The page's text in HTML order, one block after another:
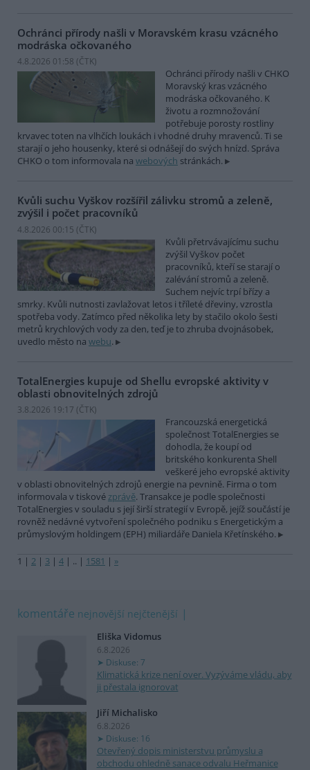
Ochránci přírody našli v Moravském krasu vzácného
modráska očkovaného
4.8.2026 01:58 (ČTK)
Ochránci přírody našli v CHKO
Moravský kras vzácného
modráska očkovaného. K
životu a rozmnožování
potřebuje porosty rostliny
krvavec toten na vlhčích loukách i vhodné druhy mravenců. Ti se
starají o jeho housenky, které si odnášejí do svých hnízd. Správa
CHKO o tom informovala na webových stránkách.
Kvůli suchu Vyškov rozšířil zálivku stromů a zeleně,
zvýšil i počet pracovníků
4.8.2026 00:15 (ČTK)
Kvůli přetrvávajícímu suchu
zvýšil Vyškov počet
pracovníků, kteří se starají o
zalévání stromů a zeleně.
Suchem nejvíc trpí břízy a
smrky. Kvůli nutnosti zavlažovat letos i tříleté dřeviny, vzrostla
spotřeba vody. Zatímco před několika lety by stačilo okolo šesti
metrů krychlových vody za den, teď je to zhruba dvojnásobek,
uvedlo město na webu.
TotalEnergies kupuje od Shellu evropské aktivity v
oblasti obnovitelných zdrojů
3.8.2026 19:17 (ČTK)
Francouzská energetická
společnost TotalEnergies se
dohodla, že koupí od
britského konkurenta Shell
veškeré jeho evropské aktivity
v oblasti obnovitelných zdrojů energie na pevnině. Firma o tom
informovala v tiskovézprávě. Transakce je podle společnosti
TotalEnergies v souladu s její širší strategií v Evropě, jejíž součástí je
rovněž nedávné vytvoření společného podniku s Energetickým a
průmyslovým holdingem (EPH) miliardáře Daniela Křetínského.
1 | 2 | 3 | 4 | .. | 1581 | »
komentáře nejnovější nejčtenější
Eliška Vidomus
6.8.2026
Diskuse: 7
Klimatická krize není over. Vyzýváme vládu, aby
ji přestala ignorovat
Jiří Michalisko
6.8.2026
Diskuse: 16
Otevřený dopis ministerstvu průmyslu a
obchodu ohledně sanace odvalu Heřmanice